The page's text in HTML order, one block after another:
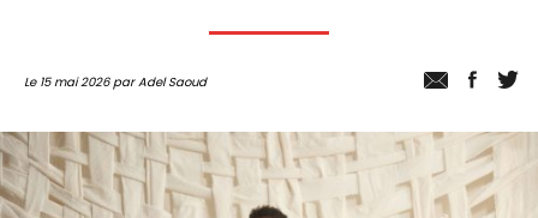
Le 15 mai 2026 par Adel Saoud